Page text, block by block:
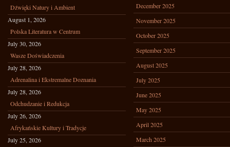
Dźwięki Natury i Ambient
August 1, 2026
Polska Literatura w Centrum
July 30, 2026
Wasze Doświadczenia
July 28, 2026
Adrenalina i Ekstremalne Doznania
July 28, 2026
Odchudzanie i Redukcja
July 26, 2026
Afrykańskie Kultury i Tradycje
July 25, 2026
December 2025
November 2025
October 2025
September 2025
August 2025
July 2025
June 2025
May 2025
April 2025
March 2025